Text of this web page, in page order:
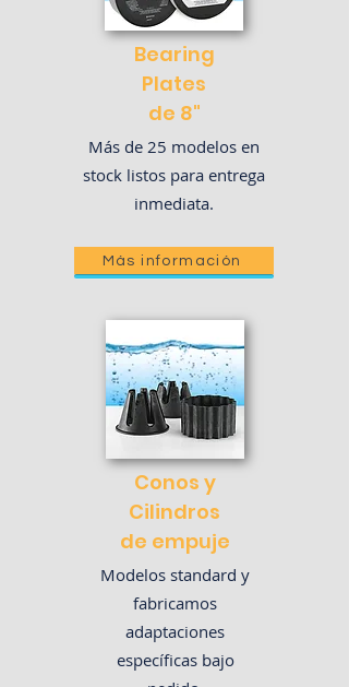
Bearing
Plates
de 8"
Más de 25 modelos en
stock listos para entrega
inmediata.
Más información
Conos y
Cilindros
de empuje
Modelos standard y
fabricamos
adaptaciones
específicas bajo